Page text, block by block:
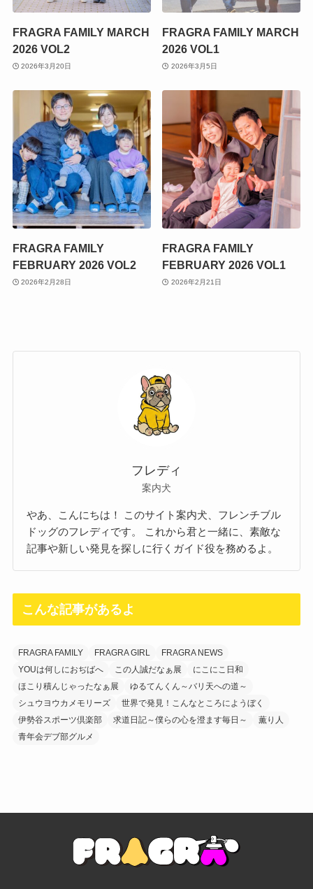
FRAGRA FAMILY MARCH
2026 VOL2
2026年3月20日
FRAGRA FAMILY MARCH
2026 VOL1
2026年3月5日
FRAGRA FAMILY
FEBRUARY 2026 VOL2
2026年2月28日
FRAGRA FAMILY
FEBRUARY 2026 VOL1
2026年2月21日
フレディ
案内犬
やあ、こんにちは！ このサイト案内犬、フレンチブル
ドッグのフレディです。 これから君と一緒に、素敵な
記事や新しい発見を探しに行くガイド役を務めるよ。
こんな記事があるよ
FRAGRA FAMILY FRAGRA GIRL
FRAGRA NEWS
YOUは何しにおぢばへ
この人誠だなぁ展
にこにこ日和
ほこり積んじゃったなぁ展
ゆるてんくん～バリ天への道～
シュウヨウカメモリーズ
世界で発見！こんなところにようぼく
伊勢谷スポーツ倶楽部
求道日記～僕らの心を澄ます毎日～
薫り人
青年会デブ部グルメ